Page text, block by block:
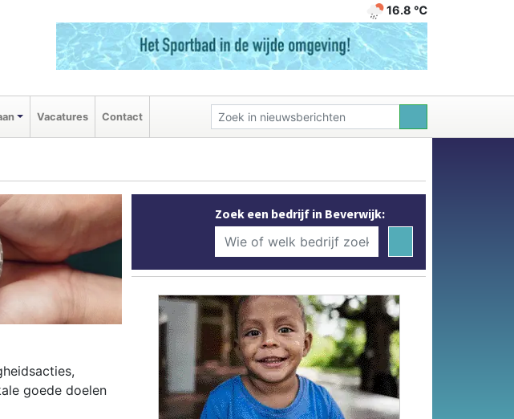
16.8 ℃
Vacatures Contact
goede doelen
Zoek een bedrijf in Beverwijk: